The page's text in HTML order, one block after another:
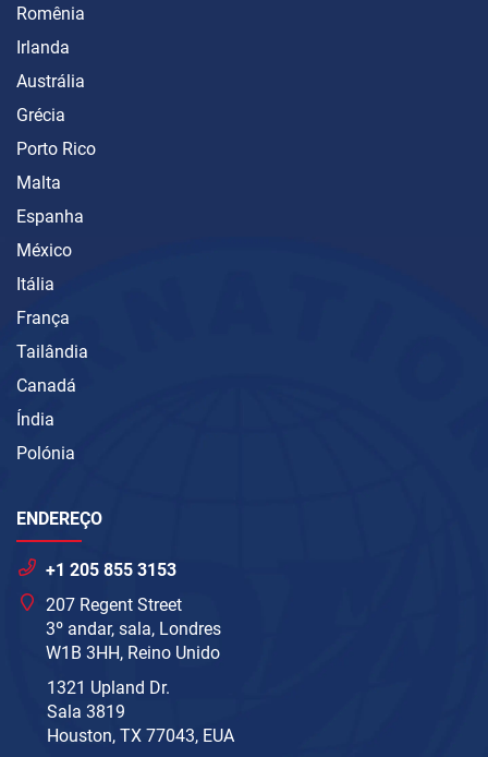
Romênia
Irlanda
Austrália
Grécia
Porto Rico
Malta
Espanha
México
Itália
França
Tailândia
Canadá
Índia
Polónia
ENDEREÇO
+1 205 855 3153
207 Regent Street
3º andar, sala, Londres
W1B 3HH, Reino Unido
1321 Upland Dr.
Sala 3819
Houston, TX 77043, EUA